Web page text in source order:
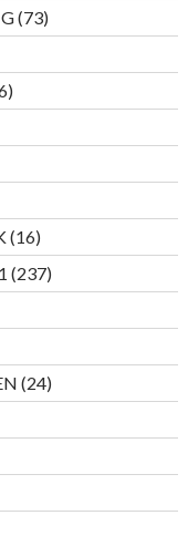
7373
Produkte
36
Produkte
1616
Produkte
237237
Produkte
2424
Produkte